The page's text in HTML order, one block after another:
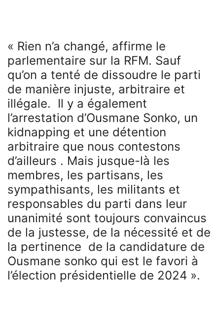
« Rien n’a changé, affirme le
parlementaire sur la RFM. Sauf
qu’on a tenté de dissoudre le parti
de manière injuste, arbitraire et
illégale. Il y a également
l’arrestation d’Ousmane Sonko, un
kidnapping et une détention
arbitraire que nous contestons
d’ailleurs . Mais jusque-là les
membres, les partisans, les
sympathisants, les militants et
responsables du parti dans leur
unanimité sont toujours convaincus
de la justesse, de la nécessité et de
la pertinence de la candidature de
Ousmane sonko qui est le favori à
l’élection présidentielle de 2024 ».